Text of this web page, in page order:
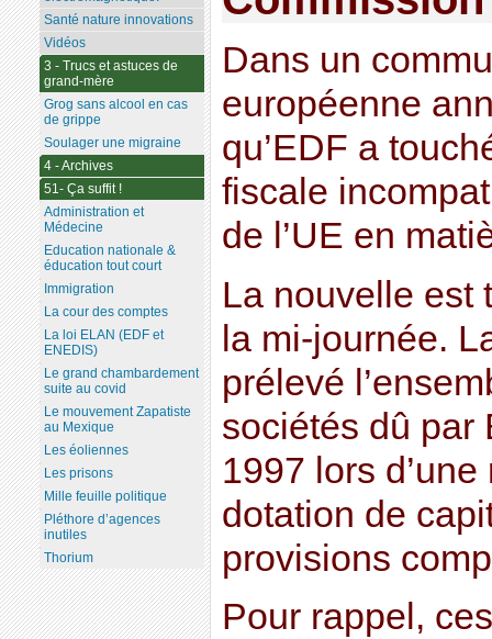
Dans un
européenne
qu’EDF a
fiscale
de l’UE en
La nouvelle est
la mi-journée.
prélevé
sociétés dû par
1997 lors
dotation de
provisions
Pour rappel,
Santé nature innovations
Vidéos
3 - Trucs et astuces de
grand-mère
Grog sans alcool en cas
de grippe
Soulager une migraine
4 - Archives
51- Ça suffit !
Administration et
Médecine
Education nationale &
éducation tout court
Immigration
La cour des comptes
La loi ELAN (EDF et
ENEDIS)
Le grand chambardement
suite au covid
Le mouvement Zapatiste
au Mexique
Les éoliennes
Les prisons
Mille feuille politique
Pléthore d’agences
inutiles
Thorium